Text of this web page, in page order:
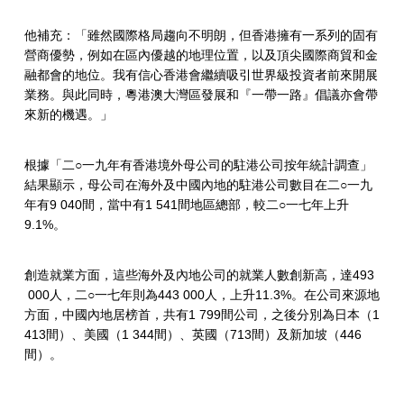
他補充：「雖然國際格局趨向不明朗，但香港擁有一系列的固有
營商優勢，例如在區內優越的地理位置，以及頂尖國際商貿和金
融都會的地位。我有信心香港會繼續吸引世界級投資者前來開展
業務。與此同時，粵港澳大灣區發展和『一帶一路』倡議亦會帶
來新的機遇。」
根據「二○一九年有香港境外母公司的駐港公司按年統計調查」
結果顯示，母公司在海外及中國內地的駐港公司數目在二○一九
年有9 040間，當中有1 541間地區總部，較二○一七年上升
9.1%。
創造就業方面，這些海外及內地公司的就業人數創新高，達493
000人，二○一七年則為443 000人，上升11.3%。在公司來源地
方面，中國內地居榜首，共有1 799間公司，之後分別為日本（1
413間）、美國（1 344間）、英國（713間）及新加坡（446
間）。